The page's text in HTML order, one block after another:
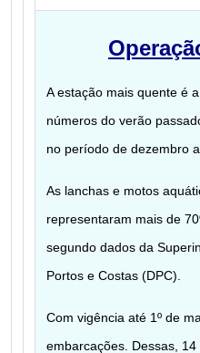
A estação mais quente é
números do verão
no período de dezembro
As lanchas e motos
representaram mais de
segundo dados da
Portos e Costas (DPC).
Com vigência até 1º de
embarcações. Dessas,